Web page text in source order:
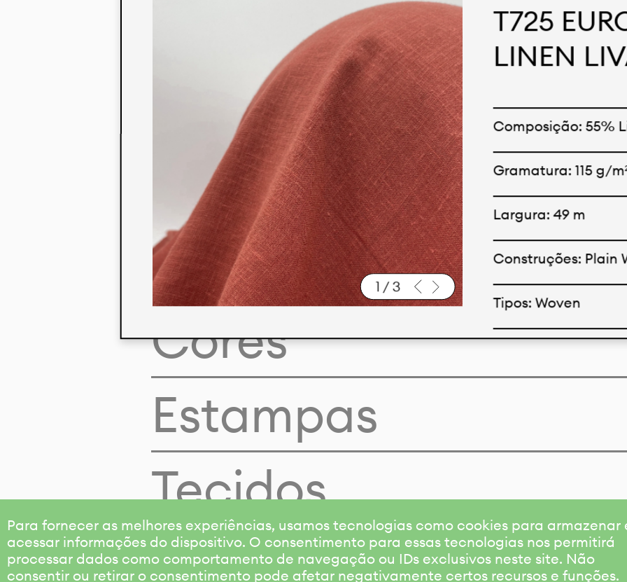
Para fornecer as melhores experiências, usamos tecnologias como cookies para armazenar
acessar informações do dispositivo. O consentimento para essas tecnologias nos permitirá
processar dados como comportamento de navegação ou IDs exclusivos neste site. Não
consentir ou retirar o consentimento pode afetar negativamente certos recursos e funções.
1 /3
T725
LINEN
Composição: 55%
Gramatura: 115 g/
Largura: 49 m
Construções: Plain
Tipos: Woven
Baixar ficha
aos seus conceitos e criações.
linha de produtos tem opções para
mercados. Oferecemos também
ecológicos e tecnológicos que
acabados em qualquer cor sólida
digital.
Cores
Estampas
Tecidos